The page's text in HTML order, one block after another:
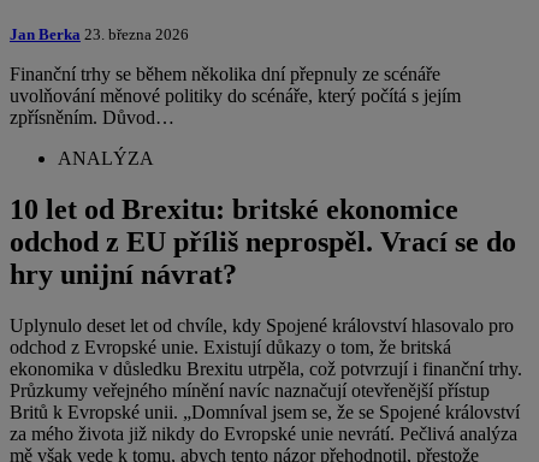
Jan Berka 23. března 2026
Finanční trhy se během několika dní přepnuly ze scénáře
uvolňování měnové politiky do scénáře, který počítá s jejím
zpřísněním. Důvod…
ANALÝZA
10 let od Brexitu: britské ekonomice
odchod z EU příliš neprospěl. Vrací se do
hry unijní návrat?
Uplynulo deset let od chvíle, kdy Spojené království hlasovalo pro
odchod z Evropské unie. Existují důkazy o tom, že britská
ekonomika v důsledku Brexitu utrpěla, což potvrzují i finanční trhy.
Průzkumy veřejného mínění navíc naznačují otevřenější přístup
Britů k Evropské unii. „Domníval jsem se, že se Spojené království
za mého života již nikdy do Evropské unie nevrátí. Pečlivá analýza
mě však vede k tomu, abych tento názor přehodnotil, přestože